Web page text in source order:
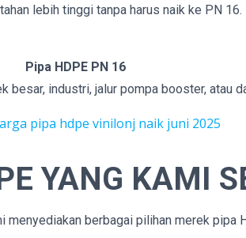
lebih tinggi tanpa harus naik ke PN 16.
Pipa HDPE PN 16
besar, industri, jalur pompa booster, atau
pipa hdpe vinilonj naik juni 2025
YANG KAMI
berbagai pilihan merek pipa